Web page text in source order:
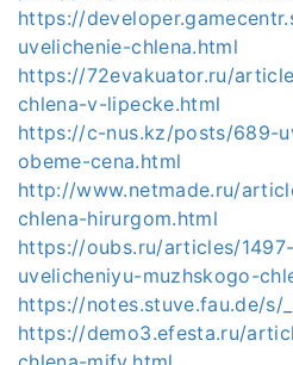
https://
uvelichenie-chlena.html
https://72evakuator.ru/
chlena-v-lipecke.html
https://c-nus.kz/posts/689-
obeme-cena.html
http://www.netmade.ru/
chlena-hirurgom.html
https://oubs.ru/articles/
uvelicheniyu-muzhskogo-
https://notes.stuve.fau.de/s/
https://demo3.efesta.ru/